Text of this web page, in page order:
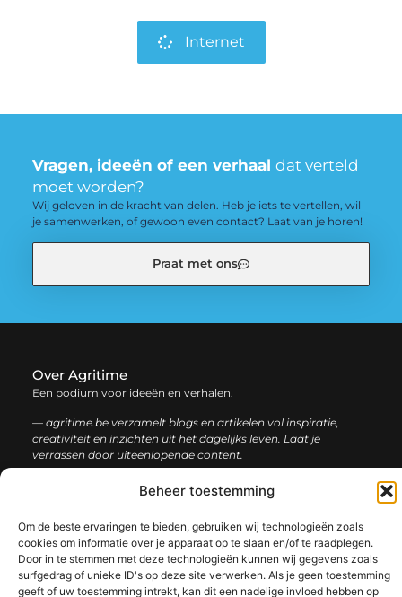
Beheer toestemming
Om de beste ervaringen te bieden, gebruiken wij technologieën zoals
cookies om informatie over je apparaat op te slaan en/of te raadplegen.
Door in te stemmen met deze technologieën kunnen wij gegevens zoals
surfgedrag of unieke ID's op deze site verwerken. Als je geen toestemming
geeft of uw toestemming intrekt, kan dit een nadelige invloed hebben op
Internet
Vragen, ideeën of een verhaal dat verteld
moet worden?
Wij geloven in de kracht van delen. Heb je iets te vertellen, wil
je samenwerken, of gewoon even contact? Laat van je horen!
Praat met ons
Over Agritime
Een podium voor ideeën en verhalen.
— agritime.be verzamelt blogs en artikelen vol inspiratie,
creativiteit en inzichten uit het dagelijks leven. Laat je
verrassen door uiteenlopende content.
informatie